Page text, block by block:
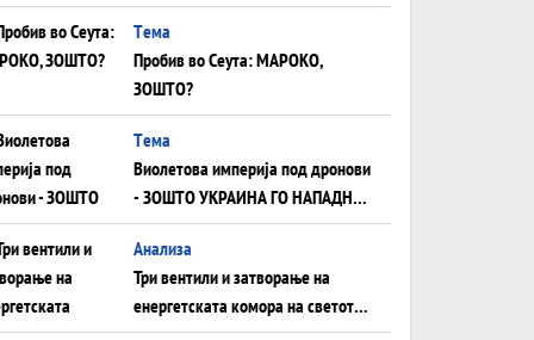
плоча од јужна Германија до
Црното Море...
Tема
Пробив во Сеута: МАРОКО,
ЗОШТО?
Tема
Виолетова империја под дронови
- ЗОШТО УКРАИНА ГО НАПАДНА
РУСКИОТ WILDBERRIES
Aнализа
Три вентили и затворање на
енергетската комора на светот:
Нападот во Суец најавува